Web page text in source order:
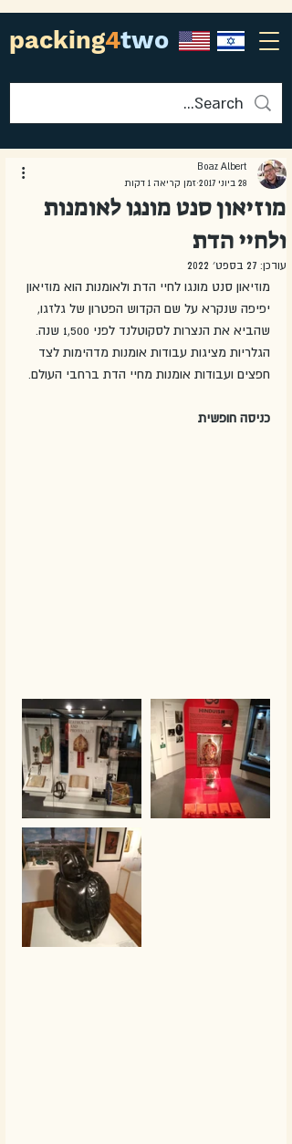
packing4two
מוזיאון סנט מונגו לאומנות
ולחיי הדת
Boaz Albert
28 ביוני 2017
זמן קריאה 1 דקות
עודכן: 27 בספט׳ 2022
מוזיאון סנט מונגו לחיי הדת ולאומנות הוא מוזיאון
יפיפה שנקרא על שם הקדוש הפטרון של גלזגו,
שהביא את הנצרות לסקוטלנד לפני 1,500 שנה.
הגלריות מציגות עבודות אומנות מדהימות לצד
חפצים ועבודות אומנות מחיי הדת ברחבי העולם.
כניסה חופשית